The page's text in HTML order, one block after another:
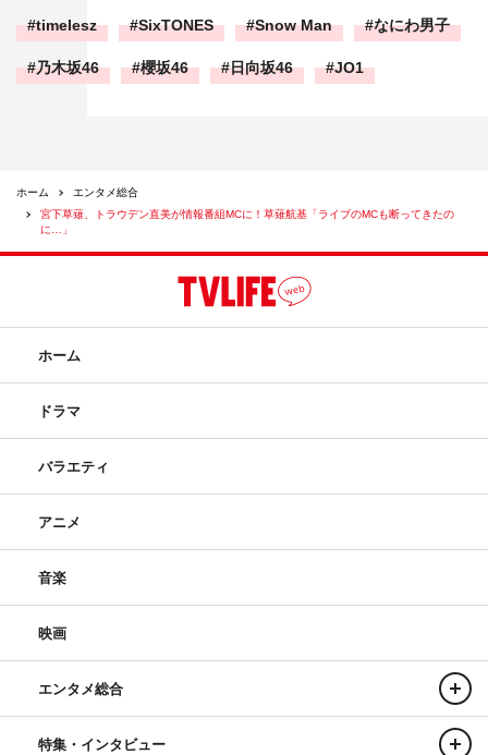
timelesz SixTONES Snow Man なにわ男子
乃木坂46 櫻坂46 日向坂46 JO1
ホーム
エンタメ総合
宮下草薙、トラウデン直美が情報番組MCに！草薙航基「ライブのMCも断ってきたの
に…」
ホーム
ドラマ
バラエティ
アニメ
音楽
映画
エンタメ総合
特集・インタビュー